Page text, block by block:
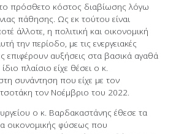
πρόσθετο κόστος διαβίωσης λόγω
πάθησης. Ως εκ τούτου είναι
άλλοτε, η πολιτική και οικονομική
την περίοδο, με τις ενεργειακές
επιφέρουν αυξήσεις στα βασικά αγαθά
πλαίσιο είχε θέσει ο κ.
συνάντηση που είχε με τον
τον Νοέμβριο του 2022.
ο κ. Βαρδακαστάνης έθεσε τα
οικονομικής φύσεως που